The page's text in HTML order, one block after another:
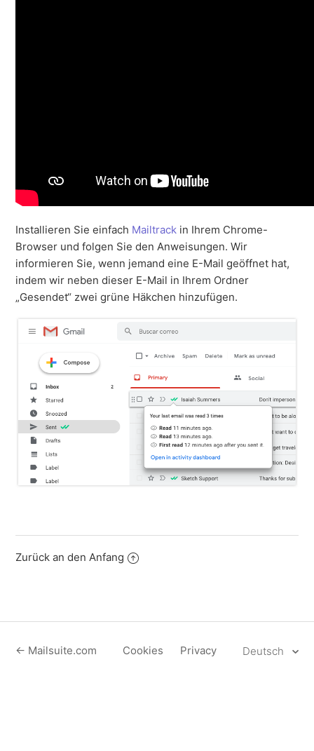
Installieren Sie einfach Mailtrack in Ihrem Chrome-
Browser und folgen Sie den Anweisungen. Wir
informieren Sie, wenn jemand eine E-Mail geöffnet hat,
indem wir neben dieser E-Mail in Ihrem Ordner
„Gesendet“ zwei grüne Häkchen hinzufügen.
Zurück an den Anfang
← Mailsuite.com Cookies Privacy Deutsch